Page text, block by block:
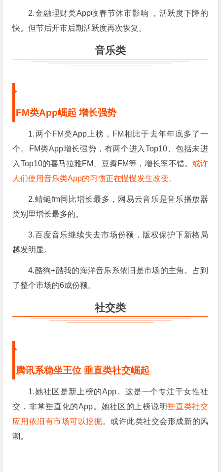
2.金融理财类App收春节休市影响 ，活跃度下降的
快。但节后开市后期活跃度再次恢复。
音乐类
FM类App崛起 增长强势
1.两个FM类App上榜，FM相比于去年年底多了一
个。FM类App增长强势，有两个进入Top10、包括未进
入Top10的喜马拉雅FM、豆瓣FM等，增长率不错。 或许
人们使用音乐类App的习惯正在慢慢发生改变。
2.蜻蜓fm同比增长最多，网易云音乐是音乐播放器
类别里增长最多的。
3.百度音乐继续失去市场份额，版权保护下新格局
越发明显。
4.酷狗+酷我的海洋音乐系依旧是市场的主角。占到
了整个市场的6成份额。
社交类
腾讯系稳坐王位 垂直类社交崛起
1.她社区是新上榜的App。这是一个专注于女性社
交，非常垂直化的App。她社区的上榜说明垂直类社交
应用依旧有市场可以挖掘 。或许此类社交会形成新的风
潮。